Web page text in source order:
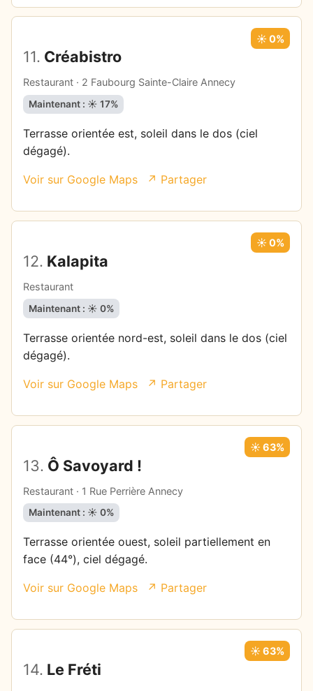
11. Créabistro
Restaurant · 2 Faubourg Sainte-Claire Annecy
☀️ 0%
Maintenant : ☀️ 17%
Terrasse orientée est, soleil dans le dos (ciel
dégagé).
Voir sur Google Maps ↗ Partager
12. Kalapita
Restaurant
☀️ 0%
Maintenant : ☀️ 0%
Terrasse orientée nord-est, soleil dans le dos (ciel
dégagé).
Voir sur Google Maps ↗ Partager
13. Ô Savoyard !
Restaurant · 1 Rue Perrière Annecy
☀️ 63%
Maintenant : ☀️ 0%
Terrasse orientée ouest, soleil partiellement en
face (44°), ciel dégagé.
Voir sur Google Maps ↗ Partager
14. Le Fréti
☀️ 63%